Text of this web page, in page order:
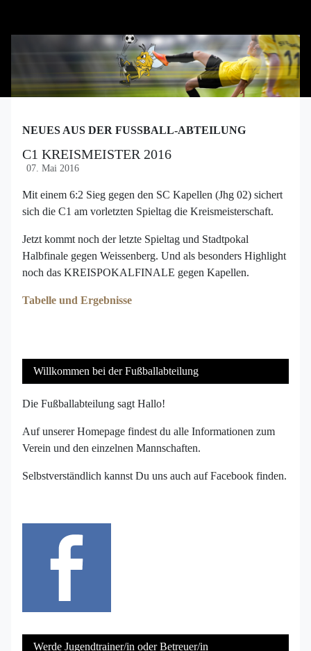
NEUES AUS DER FUSSBALL-ABTEILUNG
C1 KREISMEISTER 2016
07. Mai 2016
Mit einem 6:2 Sieg gegen den SC Kapellen (Jhg 02) sichert
sich die C1 am vorletzten Spieltag die Kreismeisterschaft.
Jetzt kommt noch der letzte Spieltag und Stadtpokal
Halbfinale gegen Weissenberg. Und als besonders Highlight
noch das KREISPOKALFINALE gegen Kapellen.
Tabelle und Ergebnisse
Willkommen bei der Fußballabteilung
Die Fußballabteilung sagt Hallo!
Auf unserer Homepage findest du alle Informationen zum
Verein und den einzelnen Mannschaften.
Selbstverständlich kannst Du uns auch auf Facebook finden.
Werde Jugendtrainer/in oder Betreuer/in